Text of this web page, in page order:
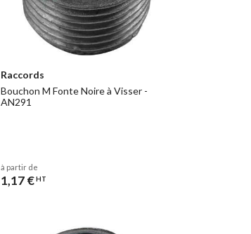
Raccords
Bouchon M Fonte Noire à Visser -
AN291
à partir de
1,17 €HT